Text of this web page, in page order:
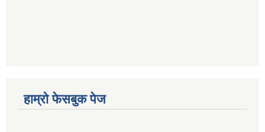
हाम्रो फेसबुक पेज